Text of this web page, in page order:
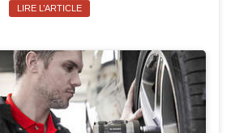
LIRE L’ARTICLE